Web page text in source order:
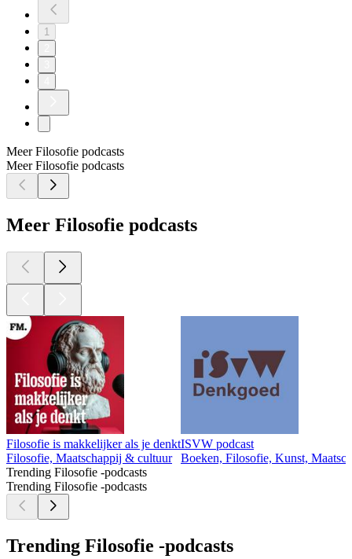
1
Meer Filosofie podcasts
Meer Filosofie podcasts
Meer Filosofie podcasts
Filosofie is makkelijker als je denkt
Filosofie, Maatschappij & cultuur
ISVW podcast
Boeken, Filosofie, Kunst,
Trending Filosofie -podcasts
Trending Filosofie -podcasts
Trending Filosofie -podcasts